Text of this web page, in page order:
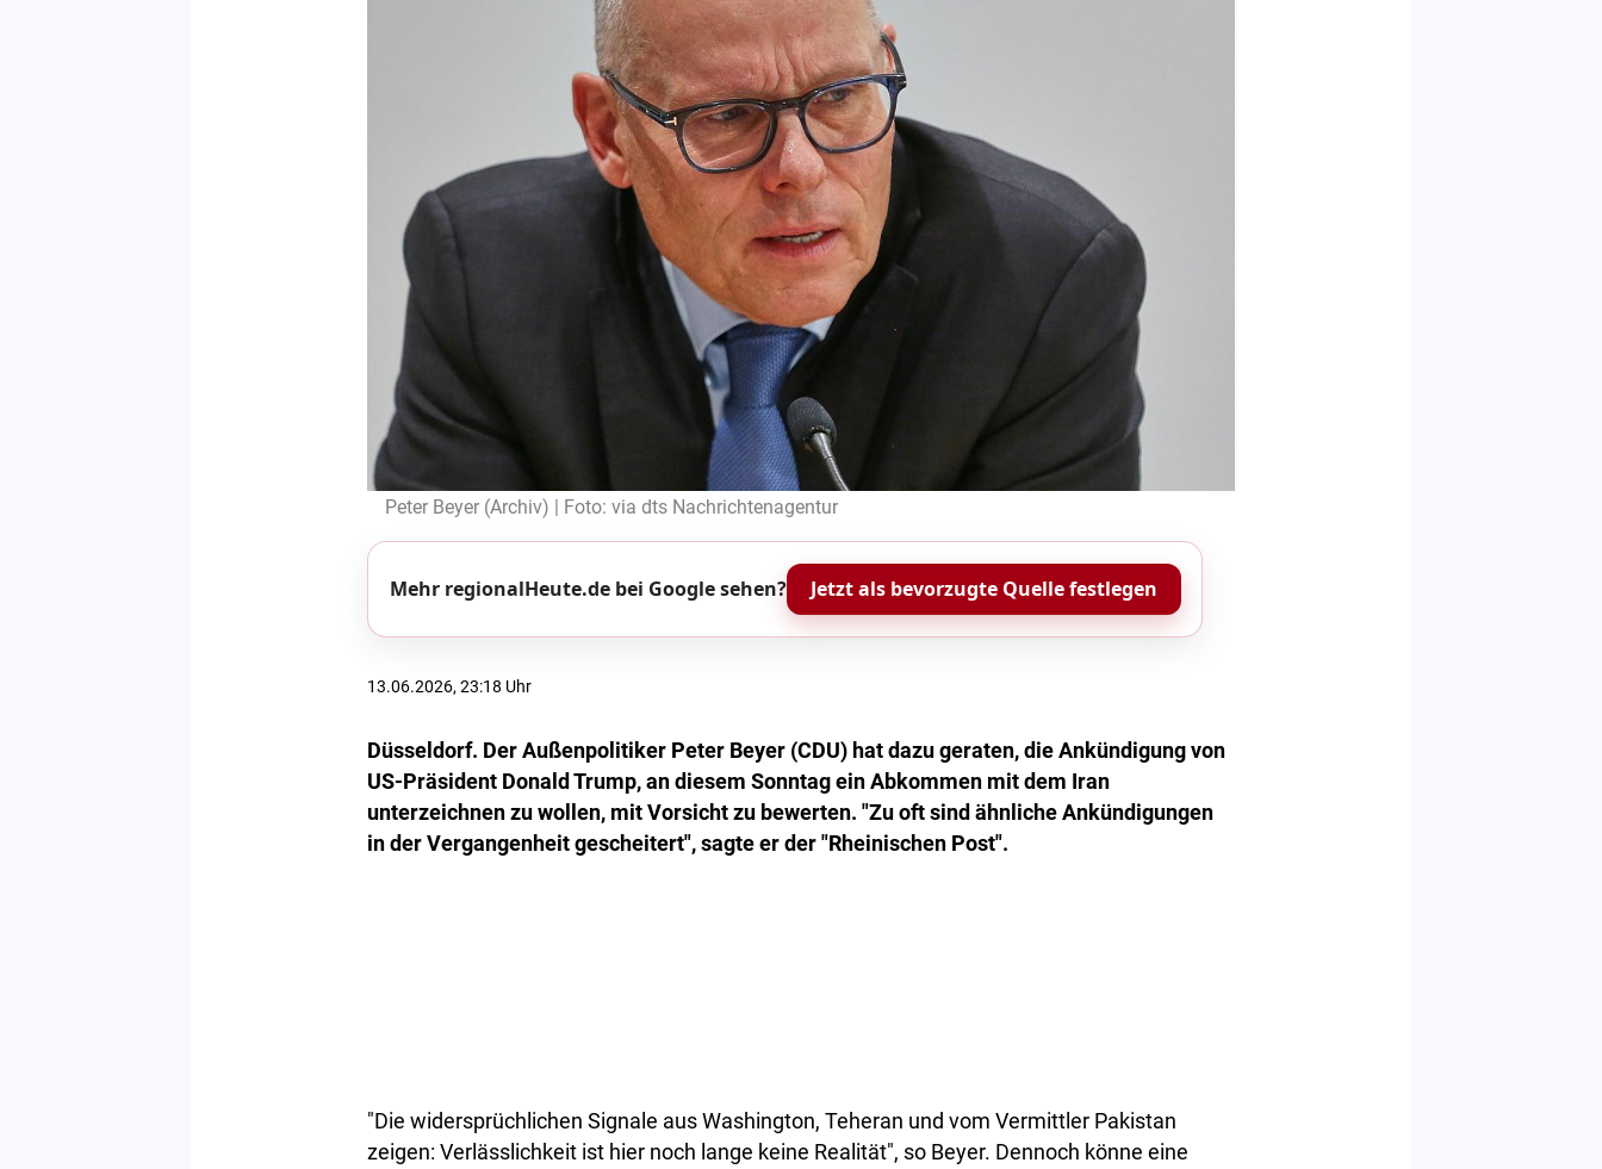
Peter Beyer (Archiv) | Foto: via dts Nachrichtenagentur
Mehr regionalHeute.de bei Google sehen? Jetzt als bevorzugte Quelle festlegen
13.06.2026, 23:18 Uhr
Düsseldorf. Der Außenpolitiker Peter Beyer (CDU) hat dazu geraten, die Ankündigung von
US-Präsident Donald Trump, an diesem Sonntag ein Abkommen mit dem Iran
unterzeichnen zu wollen, mit Vorsicht zu bewerten. "Zu oft sind ähnliche Ankündigungen
in der Vergangenheit gescheitert", sagte er der "Rheinischen Post".
"Die widersprüchlichen Signale aus Washington, Teheran und vom Vermittler Pakistan
zeigen: Verlässlichkeit ist hier noch lange keine Realität", so Beyer. Dennoch könne eine